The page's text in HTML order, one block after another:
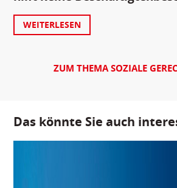
WEITERLESEN
ZUM THEMA SOZIALE
Das könnte Sie auch